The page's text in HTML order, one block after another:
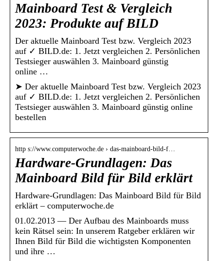
Mainboard Test & Vergleich
2023: Produkte auf BILD
Der aktuelle Mainboard Test bzw. Vergleich 2023
auf ✓ BILD.de: 1. Jetzt vergleichen 2. Persönlichen
Testsieger auswählen 3. Mainboard günstig
online …
➤ Der aktuelle Mainboard Test bzw. Vergleich 2023
auf ✓ BILD.de: 1. Jetzt vergleichen 2. Persönlichen
Testsieger auswählen 3. Mainboard günstig online
bestellen
http s://www.computerwoche.de › das-mainboard-bild-f…
Hardware-Grundlagen: Das
Mainboard Bild für Bild erklärt
Hardware-Grundlagen: Das Mainboard Bild für Bild
erklärt – computerwoche.de
01.02.2013 — Der Aufbau des Mainboards muss
kein Rätsel sein: In unserem Ratgeber erklären wir
Ihnen Bild für Bild die wichtigsten Komponenten
und ihre …